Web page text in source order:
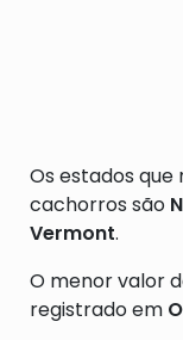
Os estados
cachorros são
Vermont.
O menor valor
registrado em